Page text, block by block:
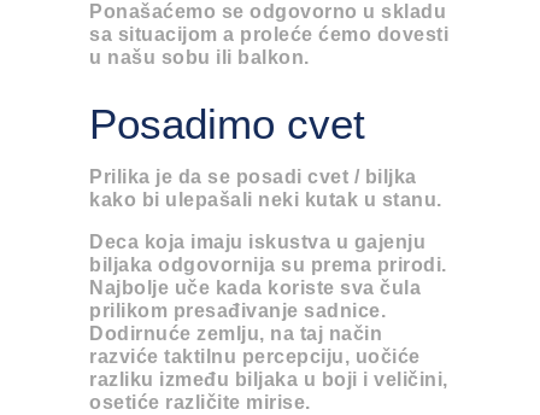
Ponašaćemo se odgovorno u skladu
sa situacijom a proleće ćemo dovesti
u našu sobu ili balkon.
Posadimo cvet
Prilika je da se posadi cvet / biljka
kako bi ulepašali neki kutak u stanu.
Deca koja imaju iskustva u gajenju
biljaka odgovornija su prema prirodi.
Najbolje uče kada koriste sva čula
prilikom presađivanje sadnice.
Dodirnuće zemlju, na taj način
razviće taktilnu percepciju, uočiće
razliku između biljaka u boji i veličini,
osetiće različite mirise.